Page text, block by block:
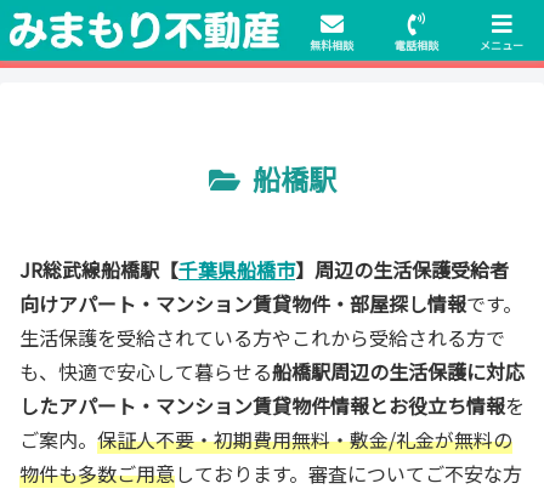
初期費用無料物件や保証人不要の物件も豊富にご用意！相談料無料でも申
請・手続きサポート付き！
船橋駅
JR総武線船橋駅【千葉県船橋市】周辺の生活保護受給者
向けアパート・マンション賃貸物件・部屋探し情報です。
生活保護を受給されている方やこれから受給される方で
も、快適で安心して暮らせる船橋駅周辺の生活保護に対応
したアパート・マンション賃貸物件情報とお役立ち情報を
ご案内。 保証人不要・初期費用無料・敷金/礼金が無料の
物件も多数ご用意しております。審査についてご不安な方
無料相談 電話相談 メニュー